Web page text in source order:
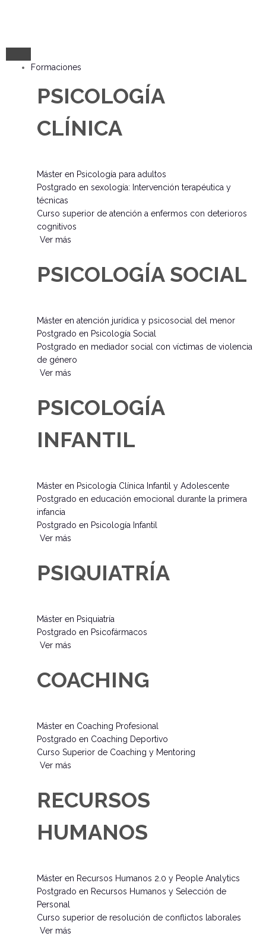
Formaciones
PSICOLOGÍA
CLÍNICA
Máster en Psicología para adultos
Postgrado en sexología: Intervención terapéutica y
técnicas
Curso superior de atención a enfermos con deterioros
cognitivos
Ver más
PSICOLOGÍA SOCIAL
Máster en atención jurídica y psicosocial del menor
Postgrado en Psicología Social
Postgrado en mediador social con víctimas de violencia
de género
Ver más
PSICOLOGÍA
INFANTIL
Máster en Psicología Clínica Infantil y Adolescente
Postgrado en educación emocional durante la primera
infancia
Postgrado en Psicología Infantil
Ver más
PSIQUIATRÍA
Máster en Psiquiatría
Postgrado en Psicofármacos
Ver más
COACHING
Máster en Coaching Profesional
Postgrado en Coaching Deportivo
Curso Superior de Coaching y Mentoring
Ver más
RECURSOS
HUMANOS
Máster en Recursos Humanos 2.0 y People Analytics
Postgrado en Recursos Humanos y Selección de
Personal
Curso superior de resolución de conflictos laborales
Ver más